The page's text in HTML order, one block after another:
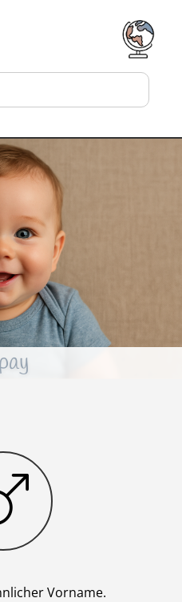
Search
Junge
Vorname.